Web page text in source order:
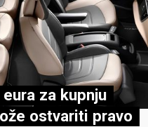
za kupnju
ostvariti pravo